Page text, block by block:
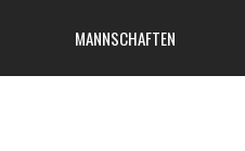
MANNSCHAFTEN